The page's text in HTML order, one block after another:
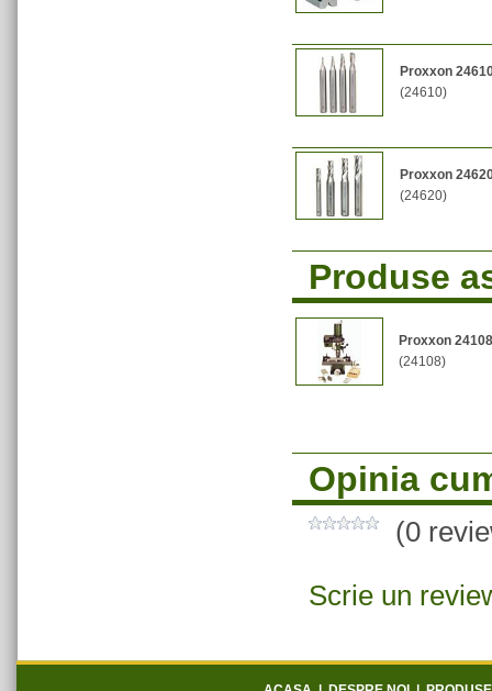
Proxxon
(24610)
Proxxon
(24620)
Produse
Proxxon
(24108)
Opinia
(0
Scrie un